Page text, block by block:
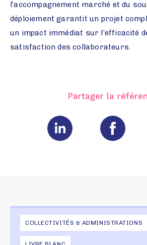
Partager la
l’accompagnement marché et du
déploiement garantit un projet
un impact immédiat sur l’efficacité
satisfaction des collaborateurs.
COLLECTIVITÉS & ADMINISTRATIONS